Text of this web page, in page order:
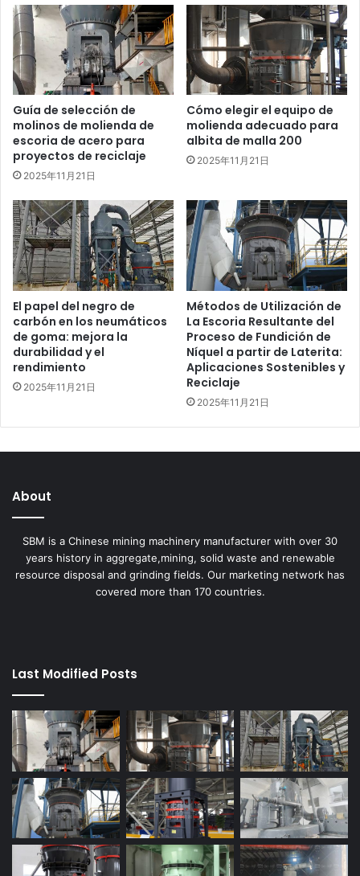
Guía de selección de
molinos de molienda de
escoria de acero para
proyectos de reciclaje
2025年11月21日
Cómo elegir el equipo de
molienda adecuado para
albita de malla 200
2025年11月21日
El papel del negro de
carbón en los neumáticos
de goma: mejora la
durabilidad y el
rendimiento
2025年11月21日
Métodos de Utilización de
La Escoria Resultante del
Proceso de Fundición de
Níquel a partir de Laterita:
Aplicaciones Sostenibles y
Reciclaje
2025年11月21日
About
SBM is a Chinese mining machinery manufacturer with over 30
years history in aggregate,mining, solid waste and renewable
resource disposal and grinding fields. Our marketing network has
covered more than 170 countries.
Last Modified Posts